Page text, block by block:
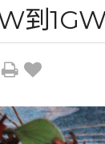
到